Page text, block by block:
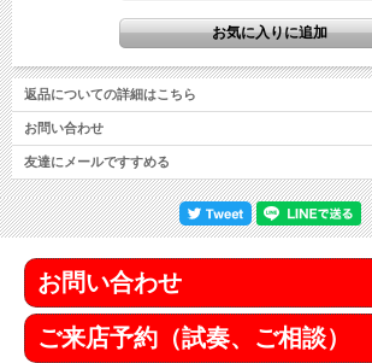
返品についての詳細はこちら
お問い合わせ
友達にメールですすめる
お問い合わせ
ご来店予約（試奏、ご相談）